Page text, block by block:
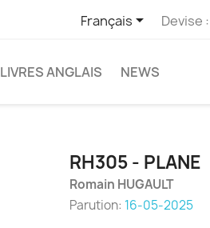
Français Devise :
LIVRES ANGLAIS NEWS
RH305 - PLANE
Romain HUGAULT
Parution: 16-05-2025